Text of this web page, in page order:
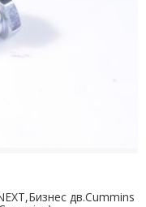
дв.Cummins